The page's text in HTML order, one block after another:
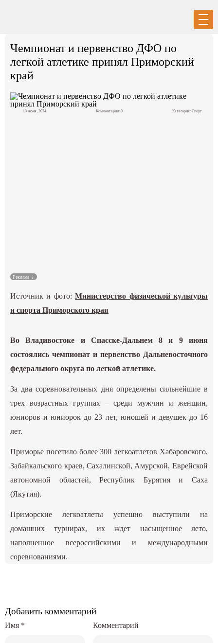
Регистрация
ГИД
Чемпионат и первенство ДФО по
легкой атлетике принял Приморский
край
13 июня, 2024 Комментарии: 0 Категория: Спорт
Реклама
Источник и фото:Министерство физической культуры
и спорта Приморского края
Во Владивостоке и Спасске-Дальнем 8 и 9 июня
состоялись чемпионат и первенство Дальневосточного
федерального округа по легкой атлетике.
За два соревновательных дня определены сильнейшие в
трех возрастных группах – среди мужчин и женщин,
юниоров и юниорок до 23 лет, юношей и девушек до 16
лет.
Приморье посетило более 300 легкоатлетов Хабаровского,
Забайкальского краев, Сахалинской, Амурской, Еврейской
автономной областей, Республик Бурятия и Саха
(Якутия).
Приморские легкоатлеты успешно выступили на
домашних турнирах, их ждет насыщенное лето,
наполненное всероссийскими и международными
соревнованиями.
Добавить комментарий
Комментарий
Имя *